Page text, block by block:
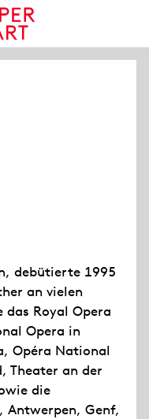
debütierte 1995
an vielen
das Royal Opera
Opera in
Opéra National
Theater an der
die
Antwerpen, Genf,